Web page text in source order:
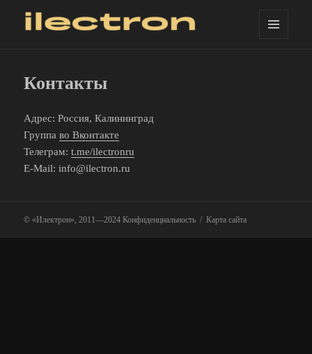
Контакты
Адрес: Россия, Калининград
Группаво Вконтакте
Телеграм:t.me/ilectronru
E-Mail: info@ilectron.ru
© «Илектрон», 2011—2024Конфиденциальность Карта сайта